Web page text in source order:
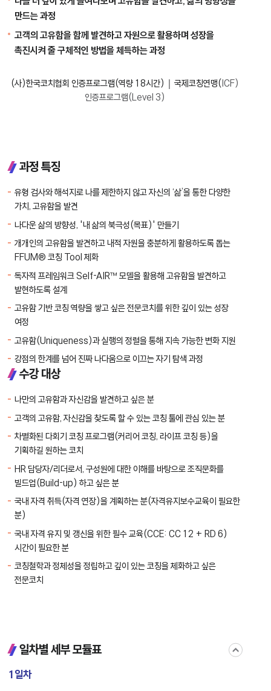
만드는 과정
고객의 고유함을 함께 발견하고 자원으로 활용하며 성장을
촉진시켜 줄 구체적인 방법을 체득하는 과정
(사)한국코치협회 인증프로그램(역량 18시간)｜국제코칭연맹(ICF)
인증프로그램(Level 3)
과정 특징
유형 검사와 해석지로 나를 제한하지 않고 자신의 ‘삶’을 통한 다양한
가치, 고유함을 발견
나다운 삶의 방향성, '내 삶의 북극성(목표)' 만들기
개개인의 고유함을 발견하고 내적 자원을 충분하게 활용하도록 돕는
FFUM® 코칭 Tool 체화
독자적 프레임워크 Self-AIR™ 모델을 활용해 고유함을 발견하고
발현하도록 설계
고유함 기반 코칭 역량을 쌓고 싶은 전문코치를 위한 깊이 있는 성장
여정
고유함(Uniqueness)과 실행의 정렬을 통해 지속 가능한 변화 지원
강점의 한계를 넘어 진짜 나다움으로 이끄는 자기 탐색 과정
수강 대상
나만의 고유함과 자신감을 발견하고 싶은 분
고객의 고유함, 자신감을 찾도록 할 수 있는 코칭 툴에 관심 있는 분
차별화된 다회기 코칭 프로그램(커리어 코칭, 라이프 코칭 등)을
기획하길 원하는 코치
HR 담당자/리더로서, 구성원에 대한 이해를 바탕으로 조직문화를
빌드업(Build-up) 하고 싶은 분
국내 자격 취득(자격 연장)을 계획하는 분(자격유지보수교육이 필요한
분)
국내 자격 유지 및 갱신을 위한 필수 교육(CCE: CC 12 + RD 6)
시간이 필요한 분
코칭철학과 정체성을 정립하고 깊이 있는 코칭을 체화하고 싶은
전문코치
일차별 세부 모듈표
접
기
1일차